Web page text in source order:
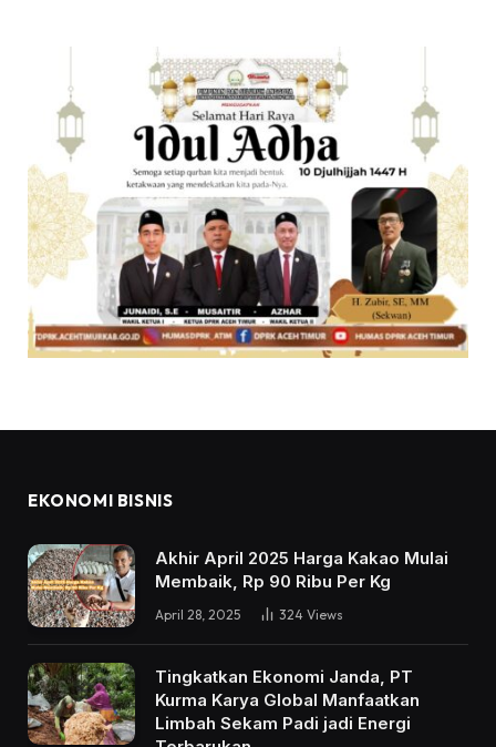
EKONOMI BISNIS
Akhir April 2025 Harga Kakao Mulai
Membaik, Rp 90 Ribu Per Kg
April 28, 2025 324 Views
Tingkatkan Ekonomi Janda, PT
Kurma Karya Global Manfaatkan
Limbah Sekam Padi jadi Energi